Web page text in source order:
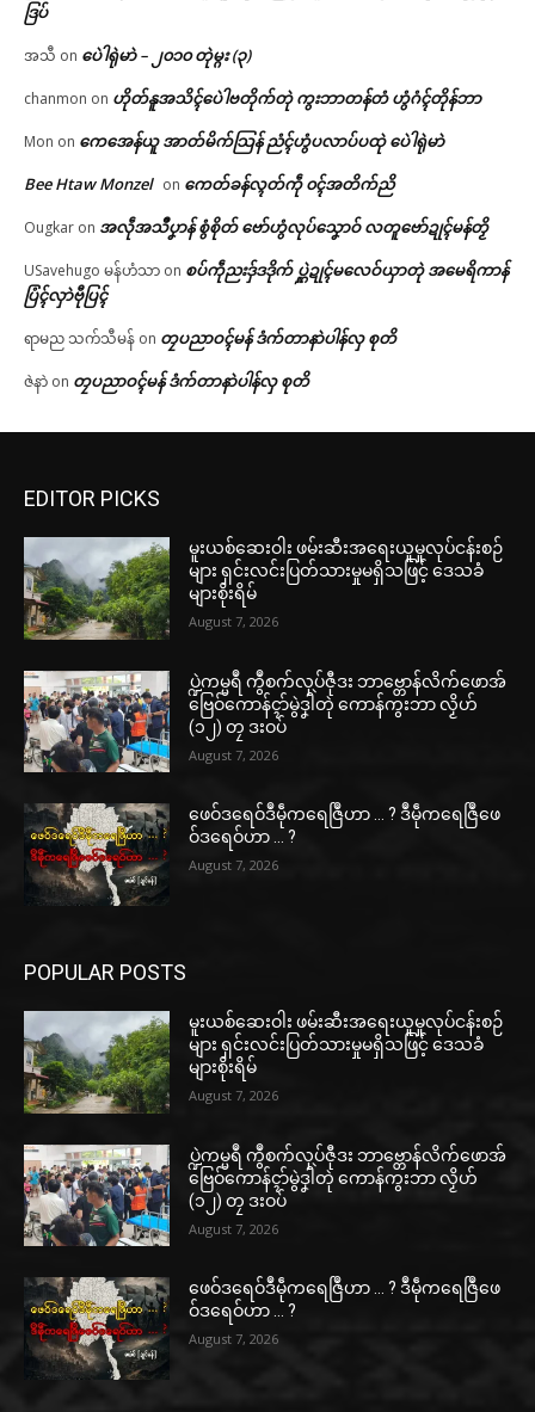
ဒြပ်
အသီ on ပေဲါရုဲမာဲ – ၂၀၁၀ တုဲမ္ဂး (၃)
chanmon on ဟိုတ်နူအသိၚ်ပေဲါဗတိုက်တုဲ ကွးဘာတန်တံ ဟွံဂံၚ်တိုန်ဘာ
Mon on ကေအေန်ယူ အာတ်မိက်သြန် ညံၚ်ဟွံပလာပ်ပထုဲ ပေဲါရုဲမာဲ
Bee Htaw Monzel on ကေတ်ခန်လ္ၚတ်ကဵု ၀ၚ်အတိက်ညိ
Ougkar on အလဵုအသဳပၞာန် စွံစိုတ် ဗော်ဟွံလုပ်သၞောဝ် လတူဗော်ဍုၚ်မန်တၟိ
USavehugo မန်ဟံသာ on စပ်ကဵုညးဒှ်ဒဒိုက် ပ္ဋဲဍုၚ်မလေဝ်ယှာတုဲ အမေရိကာန်
ပြံၚ်လှာဲဗီုပြၚ်
ရာမည သက်သီမန် on တၠပညာဝၚ်မန် ဒံက်တာနာဲပါန်လှ စုတိ
ဇဲနာဲ on တၠပညာဝၚ်မန် ဒံက်တာနာဲပါန်လှ စုတိ
EDITOR PICKS
မူးယစ်ဆေးဝါး ဖမ်းဆီးအရေးယူမှုလုပ်ငန်းစဉ်
များ ရှင်းလင်းပြတ်သားမှုမရှိသဖြင့် ဒေသခံ
များစိုးရိမ်
August 7, 2026
ပ္ဍဲကမ္မရဳ ကွဳစက်လုပ်ဇီုဒး ဘာဗ္တောန်လိက်ဖောအ်
ဗြေဝ်ကောန်ၚာ်မွဲဒၞါဲတုဲ ကောန်ကွးဘာ လၟိဟ်
(၁၂) တၠ ဒးဝပ်
August 7, 2026
ဖေဝ်ဒရေဝ်ဒဳမဵုကရေဇြဳဟာ … ? ဒဳမဵုကရေဇြဳဖေ
ဝ်ဒရေဝ်ဟာ … ?
August 7, 2026
POPULAR POSTS
မူးယစ်ဆေးဝါး ဖမ်းဆီးအရေးယူမှုလုပ်ငန်းစဉ်
များ ရှင်းလင်းပြတ်သားမှုမရှိသဖြင့် ဒေသခံ
များစိုးရိမ်
August 7, 2026
ပ္ဍဲကမ္မရဳ ကွဳစက်လုပ်ဇီုဒး ဘာဗ္တောန်လိက်ဖောအ်
ဗြေဝ်ကောန်ၚာ်မွဲဒၞါဲတုဲ ကောန်ကွးဘာ လၟိဟ်
(၁၂) တၠ ဒးဝပ်
August 7, 2026
ဖေဝ်ဒရေဝ်ဒဳမဵုကရေဇြဳဟာ … ? ဒဳမဵုကရေဇြဳဖေ
ဝ်ဒရေဝ်ဟာ … ?
August 7, 2026